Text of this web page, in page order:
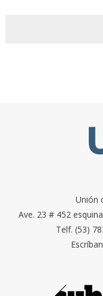
Unión
Ave. 23 # 452
Telf. (53)